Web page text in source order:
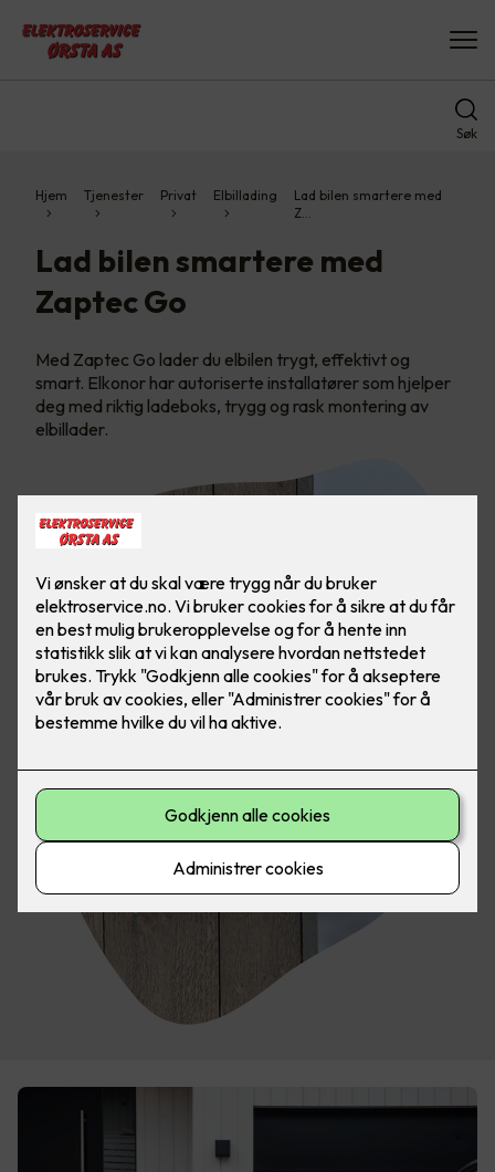
Søk
Hjem Tjenester Privat Elbillading
Lad bilen smartere med
Z…
Lad bilen smartere med
Zaptec Go
Med Zaptec Go lader du elbilen trygt, effektivt og
smart. Elkonor har autoriserte installatører som hjelper
deg med riktig ladeboks, trygg og rask montering av
elbillader.